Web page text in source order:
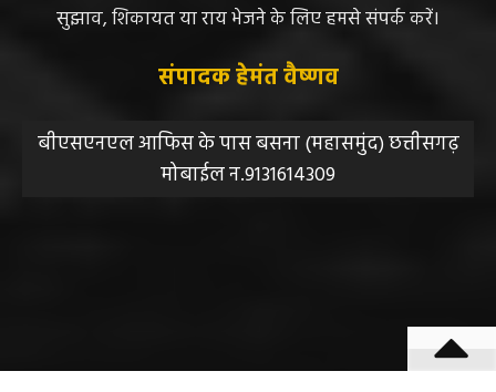
सुझाव, शिकायत या राय भेजने के लिए हमसे संपर्क करें।
संपादक हेमंत वैष्णव
बीएसएनएल आफिस के पास बसना (महासमुंद) छत्तीसगढ़
मोबाईल न.9131614309